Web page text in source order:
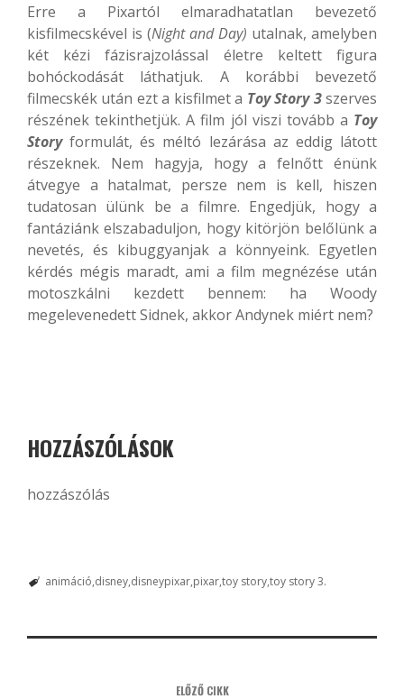
Erre a Pixartól elmaradhatatlan bevezető
kisfilmecskével is (Night and Day) utalnak, amelyben
két kézi fázisrajzolással életre keltett figura
bohóckodását láthatjuk. A korábbi bevezető
filmecskék után ezt a kisfilmet a Toy Story 3szerves
részének tekinthetjük. A film jól viszi tovább a Toy
Storyformulát, és méltó lezárása az eddig látott
részeknek. Nem hagyja, hogy a felnőtt énünk
átvegye a hatalmat, persze nem is kell, hiszen
tudatosan ülünk be a filmre. Engedjük, hogy a
fantáziánk elszabaduljon, hogy kitörjön belőlünk a
nevetés, és kibuggyanjak a könnyeink. Egyetlen
kérdés mégis maradt, ami a film megnézése után
motoszkálni kezdett bennem: ha Woody
megelevenedett Sidnek, akkor Andynek miért nem?
HOZZÁSZÓLÁSOK
hozzászólás
animáció disney disneypixar pixartoy storytoy story 3.
ELŐZŐ CIKK